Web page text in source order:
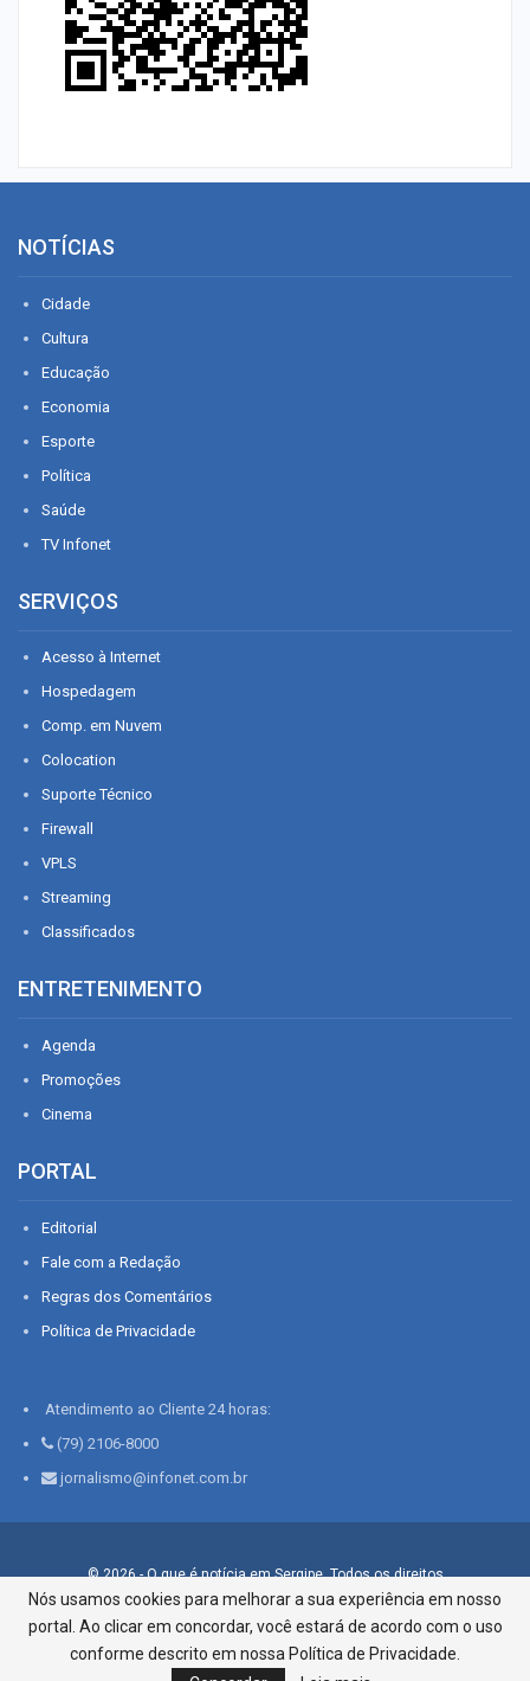
NOTÍCIAS
Cidade
Cultura
Educação
Economia
Esporte
Política
Saúde
TV Infonet
SERVIÇOS
Acesso à Internet
Hospedagem
Comp. em Nuvem
Colocation
Suporte Técnico
Firewall
VPLS
Streaming
Classificados
ENTRETENIMENTO
Agenda
Promoções
Cinema
PORTAL
Editorial
Fale com a Redação
Regras dos Comentários
Política de Privacidade
Atendimento ao Cliente 24 horas:
(79) 2106-8000
jornalismo@infonet.com.br
© 2026 - O que é notícia em Sergipe. Todos os direitos
reservados.
Infonet - Rua Monsenhor Silveira 276, Bairro São José |
Aracaju-SE, CEP 49015-030, Fone: 79.2106.8000 - CI Centro de
Informações LTDA
Nós usamos cookies para melhorar a sua experiência em nosso
portal. Ao clicar em concordar, você estará de acordo com o uso
conforme descrito em nossa Política de Privacidade.